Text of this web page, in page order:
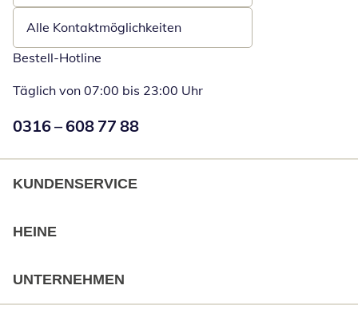
Alle Kontaktmöglichkeiten
Bestell-Hotline
Täglich von 07:00 bis 23:00 Uhr
Numéro de téléphone:
0316 – 608 77 88
KUNDENSERVICE
HEINE
UNTERNEHMEN